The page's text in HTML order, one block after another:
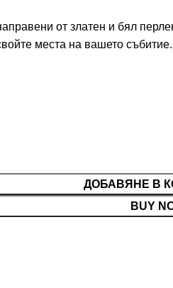
от златен и бял
места на вашето събитие.
ДОБАВЯНЕ В
BUY